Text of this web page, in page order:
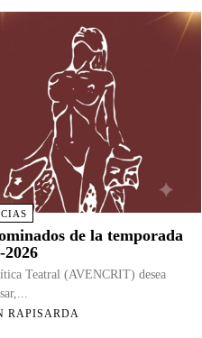
de la temporada
2026
Teatral (AVENCRIT) desea
RAPISARDA